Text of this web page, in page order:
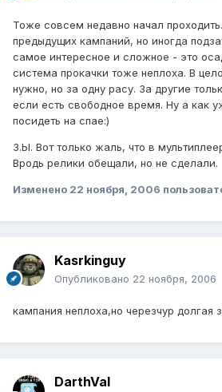
Тоже совсем недавно начал
предыдущих кампаний, но иногда
самое интересное и сложное - это
система прокачки тоже неплоха. В
нужно, но за одну расу. За другие
если есть свободное время. Ну а как
посидеть на спае:)
З.Ы. Вот только жаль, что в
Вродь релики обещали, но не сделали.
Изменено 22 ноября, 2006
Kasrkinguy
Опубликовано 22 ноября, 2006
кампания неплоха,но черезчур долгая
DarthVal